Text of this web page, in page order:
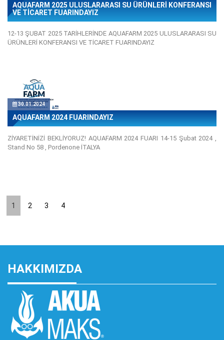
AQUAFARM 2025 ULUSLARARASI SU ÜRÜNLERİ KONFERANSI
VE TİCARET FUARINDAYIZ
12-13 ŞUBAT 2025 TARİHLERİNDE AQUAFARM 2025 ULUSLARARASI SU
ÜRÜNLERİ KONFERANSI VE TİCARET FUARINDAYIZ
30.01.2024
AQUAFARM 2024 FUARINDAYIZ
ZİYARETİNİZİ BEKLİYORUZ! AQUAFARM 2024 FUARI 14-15 Şubat 2024 ,
Stand No 58 , Pordenone İTALYA
1 2 3 4
HAKKIMIZDA